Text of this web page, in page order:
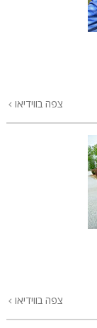
צפה בווידיאו
צפה בווידיאו